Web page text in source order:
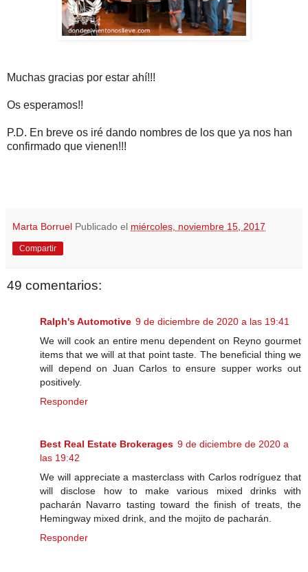
Muchas gracias por estar ahí!!!
Os esperamos!!
P.D. En breve os iré dando nombres de los que ya nos han
confirmado que vienen!!!
Marta Borruel Publicado el miércoles, noviembre 15, 2017
Compartir
49 comentarios:
Ralph's Automotive 9 de diciembre de 2020 a las 19:41
We will cook an entire menu dependent on Reyno gourmet
items that we will at that point taste. The beneficial thing we
will depend on Juan Carlos to ensure supper works out
positively.
Responder
Best Real Estate Brokerages 9 de diciembre de 2020 a
las 19:42
We will appreciate a masterclass with Carlos rodríguez that
will disclose how to make various mixed drinks with
pacharán Navarro tasting toward the finish of treats, the
Hemingway mixed drink, and the mojito de pacharán.
Responder